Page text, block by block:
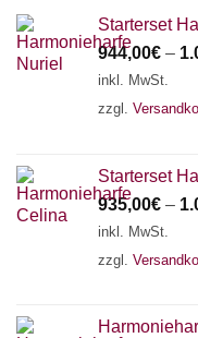
Starterset
944,00€ –
inkl. MwSt.
zzgl.
Starterset
935,00€ –
inkl. MwSt.
zzgl.